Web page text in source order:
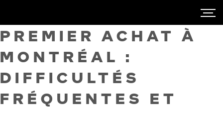
PREMIER ACHAT À
MONTRÉAL :
DIFFICULTÉS
FRÉQUENTES ET